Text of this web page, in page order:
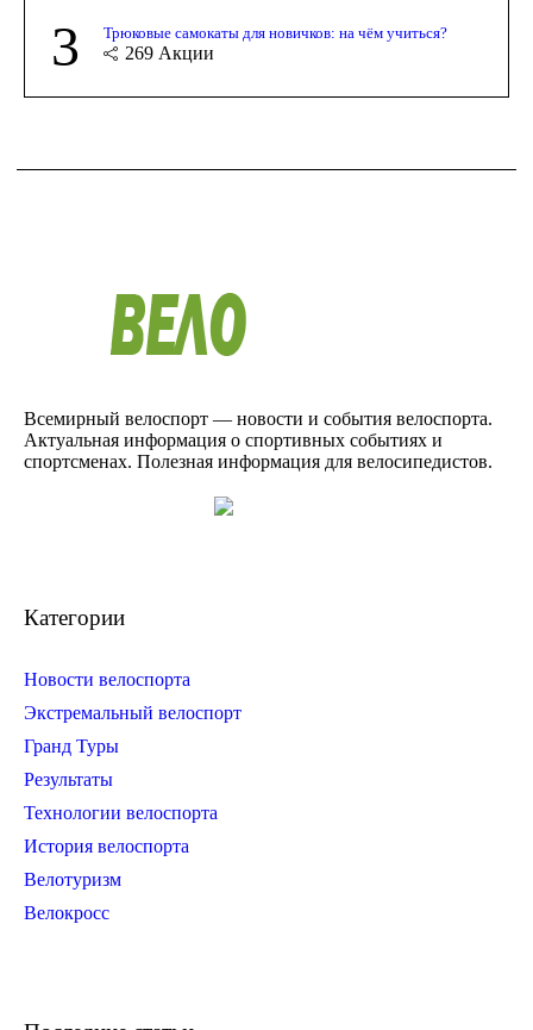
3 Трюковые самокаты для новичков: на чём учиться?
269 Акции
Всемирный велоспорт — новости и события велоспорта.
Актуальная информация о спортивных событиях и
спортсменах. Полезная информация для велосипедистов.
Категории
Новости велоспорта
Экстремальный велоспорт
Гранд Туры
Результаты
Технологии велоспорта
История велоспорта
Велотуризм
Велокросс